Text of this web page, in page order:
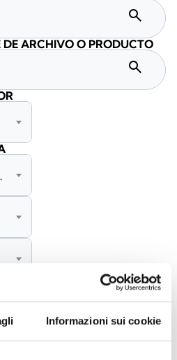
Informazioni sui cookie
search
DE ARCHIVO O PRODUCTO
search